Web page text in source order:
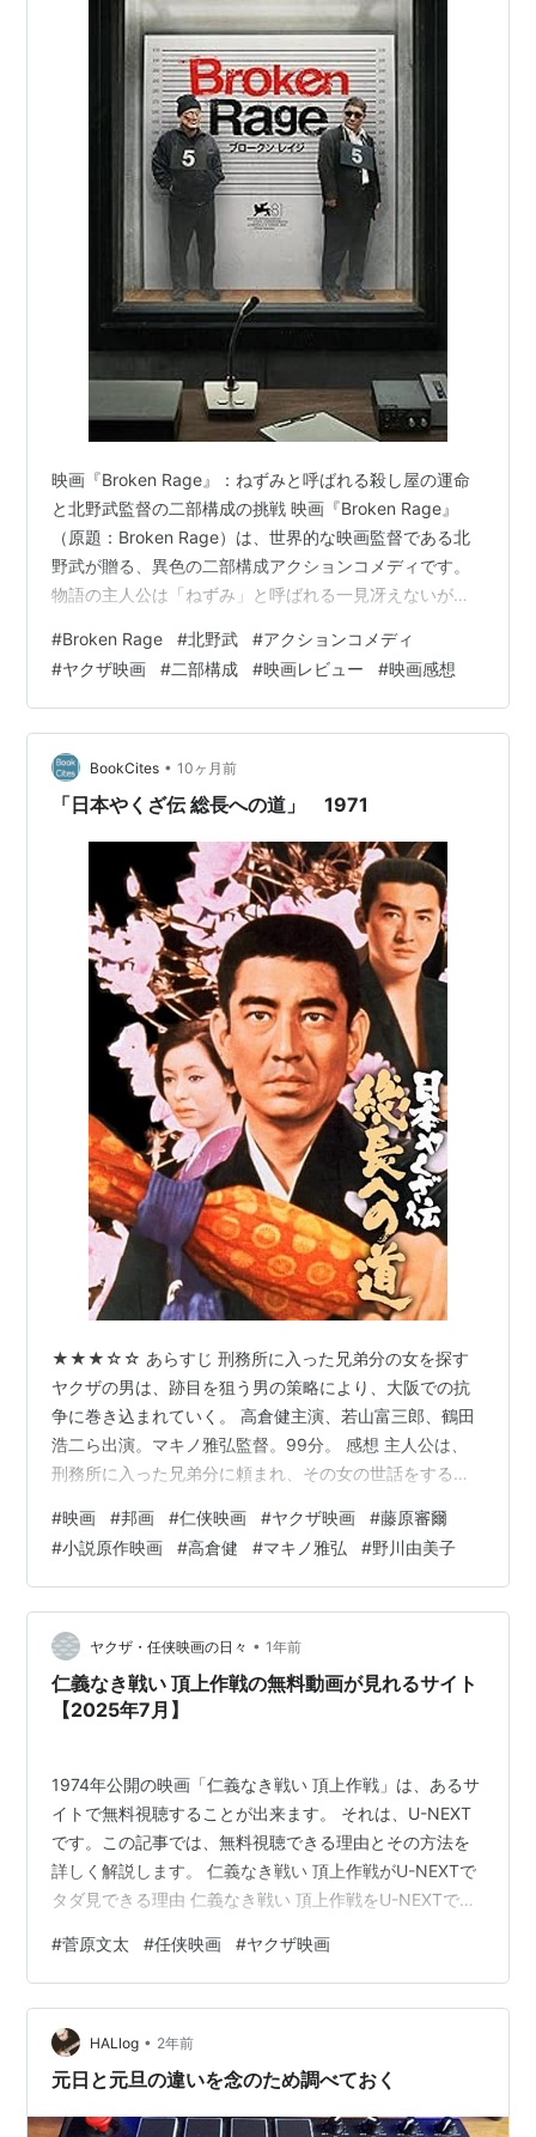
映画『Broken Rage』：ねずみと呼ばれる殺し屋の運命
と北野武監督の二部構成の挑戦 映画『Broken Rage』
（原題：Broken Rage）は、世界的な映画監督である北
野武が贈る、異色の二部構成アクションコメディです。
物語の主人公は「ねずみ」と呼ばれる一見冴えないが腕
覆面捜査官として麻薬組織への潜入を強いられます。親
玉との偽の取引を仕向けるという危険なミッションに挑
むねずみの運命は、予期せぬ展開によって大きく変わり
ます。前半は、冷徹な暴力と裏切りが渦巻くシリアスな
ヤクザアクションとして展開しますが、物語の後半では
一転、同じプロットと…
#Broken Rage #北野武 #アクションコメディ
#ヤクザ映画 #二部構成 #映画レビュー #映画感想
BookCites • 10ヶ月前
「日本やくざ伝 総長への道」 1971
★★★☆☆ あらすじ 刑務所に入った兄弟分の女を探す
ヤクザの男は、跡目を狙う男の策略により、大阪での抗
争に巻き込まれていく。 高倉健主演、若山富三郎、鶴田
浩二ら出演。マキノ雅弘監督。99分。 感想 主人公は、
刑務所に入った兄弟分に頼まれ、その女の世話をするこ
のことが好きだったというやるせない展開だ。女のため
に刑務所に入った兄弟分がピエロみたいで、気の毒にな
る。 主人公も女に気持ちがあったようだが、兄弟分との
約束を守り、あくまでもその女として扱おうとする。だ
が女の気持ちを知っていながら全く無視しているわけ
で、兄弟分にとってはありがたいかもしれない…
#映画 #邦画 #仁侠映画 #ヤクザ映画 #藤原審爾
#小説原作映画 #高倉健 #マキノ雅弘 #野川由美子
ヤクザ・任侠映画の日々 • 1年前
仁義なき戦い 頂上作戦の無料動画が見れるサイト
【2025年7月】
1974年公開の映画「仁義なき戦い 頂上作戦」は、あるサ
イトで無料視聴することが出来ます。 それは、U-NEXT
です。この記事では、無料視聴できる理由とその方法を
詳しく解説します。 仁義なき戦い 頂上作戦がU-NEXTで
タダ見できる理由 仁義なき戦い 頂上作戦をU-NEXTでタ
U-NEXTの大きな特徴は3つ １．月額料金が高い ２．見
放題作品数が多い ３．ポイントが貰える 仁義なき戦い
頂上作戦のキャスト 仁義なき戦い 頂上作戦のスタッフ
仁義なき戦い 頂上作戦の関連作品 仁義なき戦い 頂上作
戦がU-NEXTでタダ見できる理由まずは、動…
#菅原文太 #任侠映画 #ヤクザ映画
HALlog • 2年前
元日と元旦の違いを念のため調べておく